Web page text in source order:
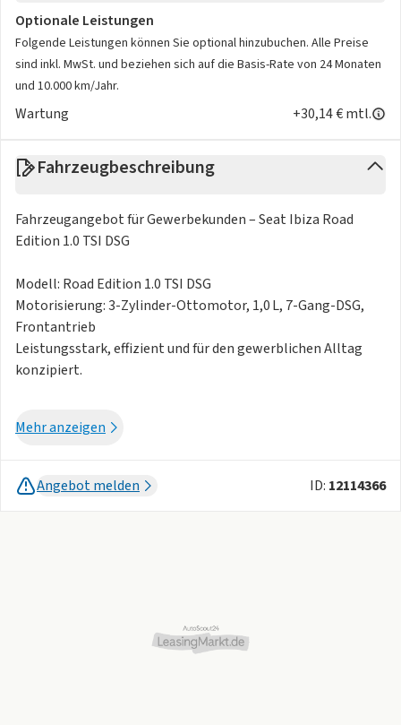
Optionale Leistungen
Folgende Leistungen können Sie optional hinzubuchen. Alle Preise
sind inkl. MwSt. und beziehen sich auf die Basis-Rate von 24 Monaten
und 10.000 km/Jahr.
Wartung +30,14 € mtl.
Fahrzeugbeschreibung
Fahrzeugangebot für Gewerbekunden – Seat Ibiza Road
Edition 1.0 TSI DSG
Modell: Road Edition 1.0 TSI DSG
Motorisierung: 3-Zylinder-Ottomotor, 1,0 L, 7-Gang-DSG,
Frontantrieb
Leistungsstark, effizient und für den gewerblichen Alltag
konzipiert.
Climatronic (Klimaautomatik)
Mittelarmlehne vorn
Mehr anzeigen
Angebot melden ID: 12114366